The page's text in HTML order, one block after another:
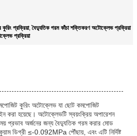
প্রক্রিয়া,বৈদ্যুতিক গরম কাঁচা শক্তিকরণ অটোক্লেভ প্রক্রিয়া
প্রক্রিয়া
কুরিং অটোক্লেভ যা ছোট কমপোজিট
করা হয়েছে। অটোক্লেভটি স্বয়ংক্রিয় অপারেশন
প্রভাব অর্জনের জন্য বৈদ্যুতিক গরম করার মোড
ডিগ্রী ≤-0.092MPa পৌঁছায়, এবং এটি নির্দিষ্ট